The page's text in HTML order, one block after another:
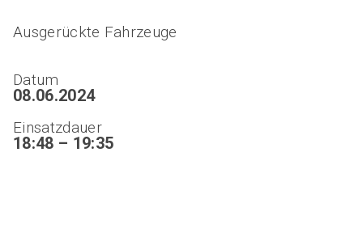
Ausgerückte Fahrzeuge
Datum
08.06.2024
Einsatzdauer
18:48 – 19:35